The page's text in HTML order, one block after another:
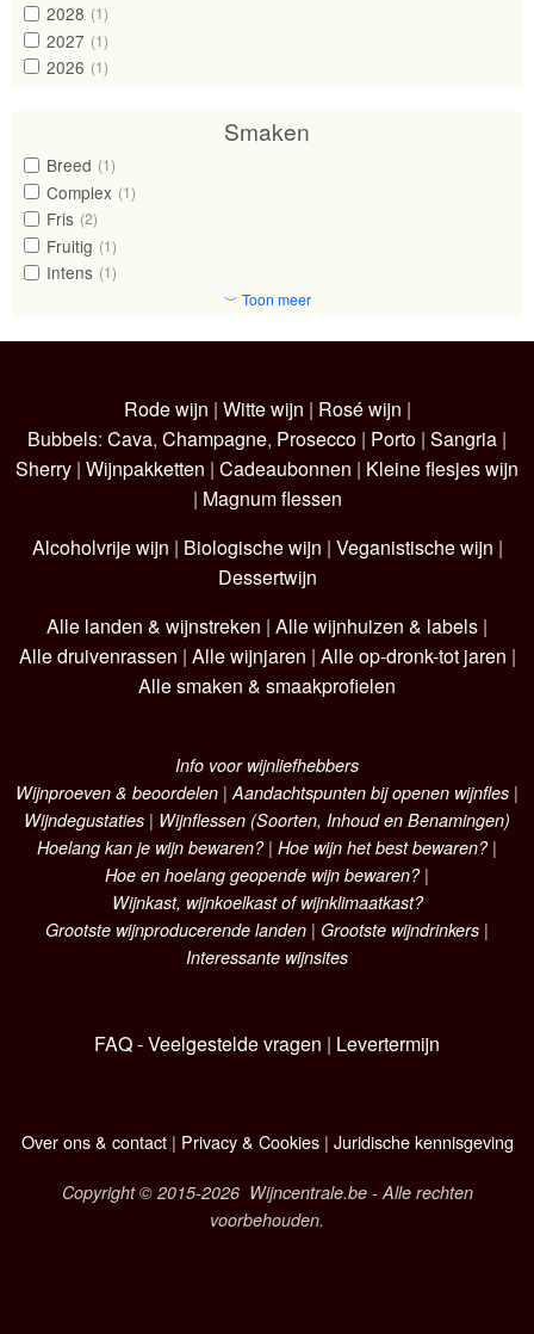
2028 (1)
2027 (1)
2026 (1)
Smaken
Breed (1)
Complex (1)
Fris (2)
Fruitig (1)
Intens (1)
﹀ Toon meer
Rode wijn | Witte wijn | Rosé wijn |
Bubbels: Cava, Champagne, Prosecco | Porto | Sangria |
Sherry | Wijnpakketten | Cadeaubonnen | Kleine flesjes wijn
| Magnum flessen
Alcoholvrije wijn | Biologische wijn | Veganistische wijn |
Dessertwijn
Alle landen & wijnstreken | Alle wijnhuizen & labels |
Alle druivenrassen | Alle wijnjaren | Alle op-dronk-tot jaren |
Alle smaken & smaakprofielen
Info voor wijnliefhebbers
Wijnproeven & beoordelen |Aandachtspunten bij openen wijnfles |
Wijndegustaties | Wijnflessen (Soorten, Inhoud en Benamingen)
Hoelang kan je wijn bewaren?| Hoe wijn het best bewaren?|
Hoe en hoelang geopende wijn bewaren?|
Wijnkast, wijnkoelkast of wijnklimaatkast?
Grootste wijnproducerende landen | Grootste wijndrinkers |
Interessante wijnsites
FAQ - Veelgestelde vragen | Levertermijn
Over ons & contact| Privacy & Cookies| Juridische kennisgeving
Copyright © 2015-2026 Wijncentrale.be - Alle rechten
voorbehouden.